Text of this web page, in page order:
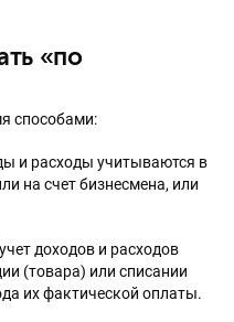
«по
способами:
и расходы учитываются в
на счет бизнесмена, или
доходов и расходов
(товара) или списании
их фактической оплаты.